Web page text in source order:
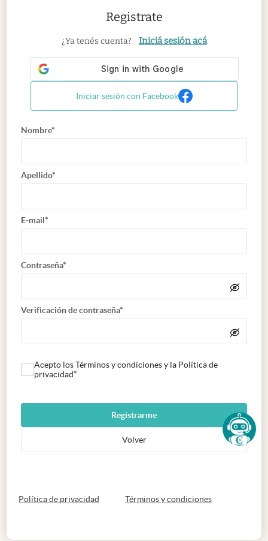
Registrate
¿Ya tenés cuenta? Iniciá sesión acá
Iniciar sesión con Facebook
Nombre*
Apellido*
E-mail*
Contraseña*
Verificación de contraseña*
Acepto los Términos y condiciones y la Política de
privacidad*
Registrarme
Volver
Política de privacidad abre en nueva pestaña
Términos y condicionesabre en nueva